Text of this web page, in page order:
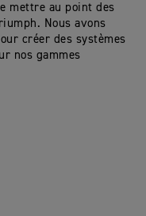
mettre au point des
Nous avons
créer des systèmes
nos gammes